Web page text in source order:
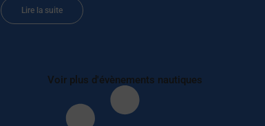
Lire la suite
Voir plus d'évènements nautiques